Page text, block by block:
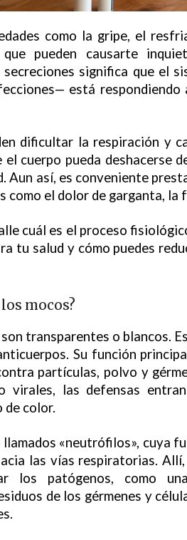
como la gripe, el
pueden causarte
significa que el
está respondiendo
dificultar la respiración y
cuerpo pueda deshacerse
Aun así, es conveniente
como el dolor de garganta, la
cuál es el proceso
tu salud y cómo puedes
mocos?
transparentes o blancos.
Su función
partículas, polvo y
virales, las defensas
de color.
«neutrófilos», cuya
las vías respiratorias.
los patógenos, como
de los gérmenes y